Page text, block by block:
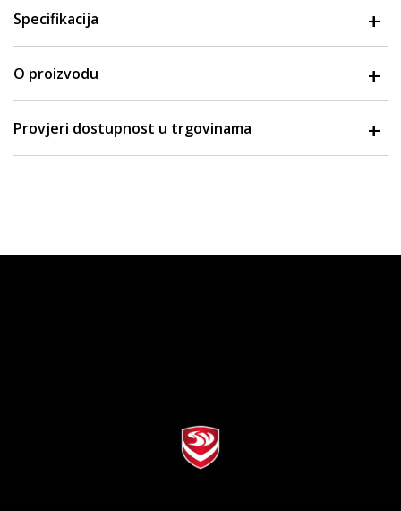
Specifikacija
O proizvodu
Provjeri dostupnost u trgovinama